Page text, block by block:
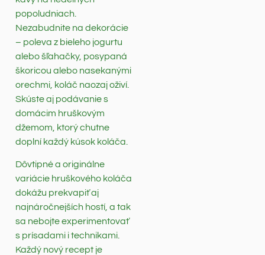
popoludniach.
Nezabudnite na dekorácie
– poleva z bieleho jogurtu
alebo šľahačky, posypaná
škoricou alebo nasekanými
orechmi, koláč naozaj oživí.
Skúste aj podávanie s
domácim hruškovým
džemom, ktorý chutne
doplní každý kúsok koláča.
Dôvtipné a originálne
variácie hruškového koláča
dokážu prekvapiť aj
najnáročnejších hostí, a tak
sa nebojte experimentovať
s prísadami i technikami.
Každý nový recept je